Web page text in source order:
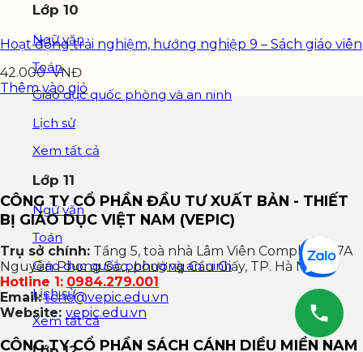
Lớp 10
Ngữ văn
Toán
Giáo dục quốc phòng và an ninh
Lịch sử
Xem tất cả
Lớp 11
Ngữ văn
Toán
Giáo dục quốc phòng và an ninh
Lịch sử
Xem tất cả
Hoạt động trải nghiệm, hướng nghiệp 9 – Sách giáo viên
42.000VNĐ
Thêm vào giỏ
CÔNG TY CỔ PHẦN ĐẦU TƯ XUẤT BẢN - THIẾT
BỊ GIÁO DỤC VIỆT NAM (VEPIC)
Trụ sở chính: Tầng 5, toà nhà Lâm Viên Complex, 107A
Nguyễn Phong Sắc, phường Cầu Giấy, TP. Hà Nội
Hotline 1: 0984.279.001
Email: tchc@vepic.edu.vn
Website: vepic.edu.vn
CÔNG TY CỔ PHẦN SÁCH CÁNH DIỀU MIỀN NAM